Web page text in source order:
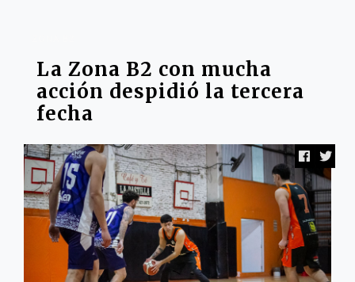
La Zona B2 con mucha
acción despidió la tercera
fecha